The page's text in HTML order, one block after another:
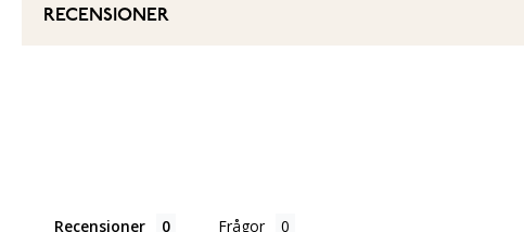
RECENSIONER
Recensioner Frågor